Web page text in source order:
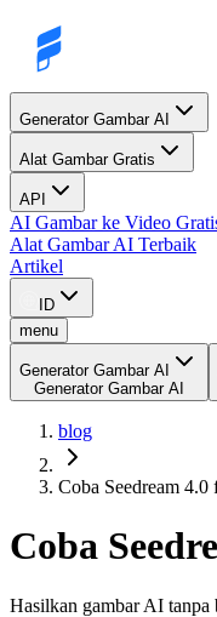
Generator Gambar AI
Alat Gambar Gratis
API
AI Gambar ke Video
Alat Gambar AI Terbaik
Artikel
ID
menu
Generator Gambar AI
Generator Gambar AI
blog
Coba Seedream
Coba
Hasilkan gambar AI tanpa